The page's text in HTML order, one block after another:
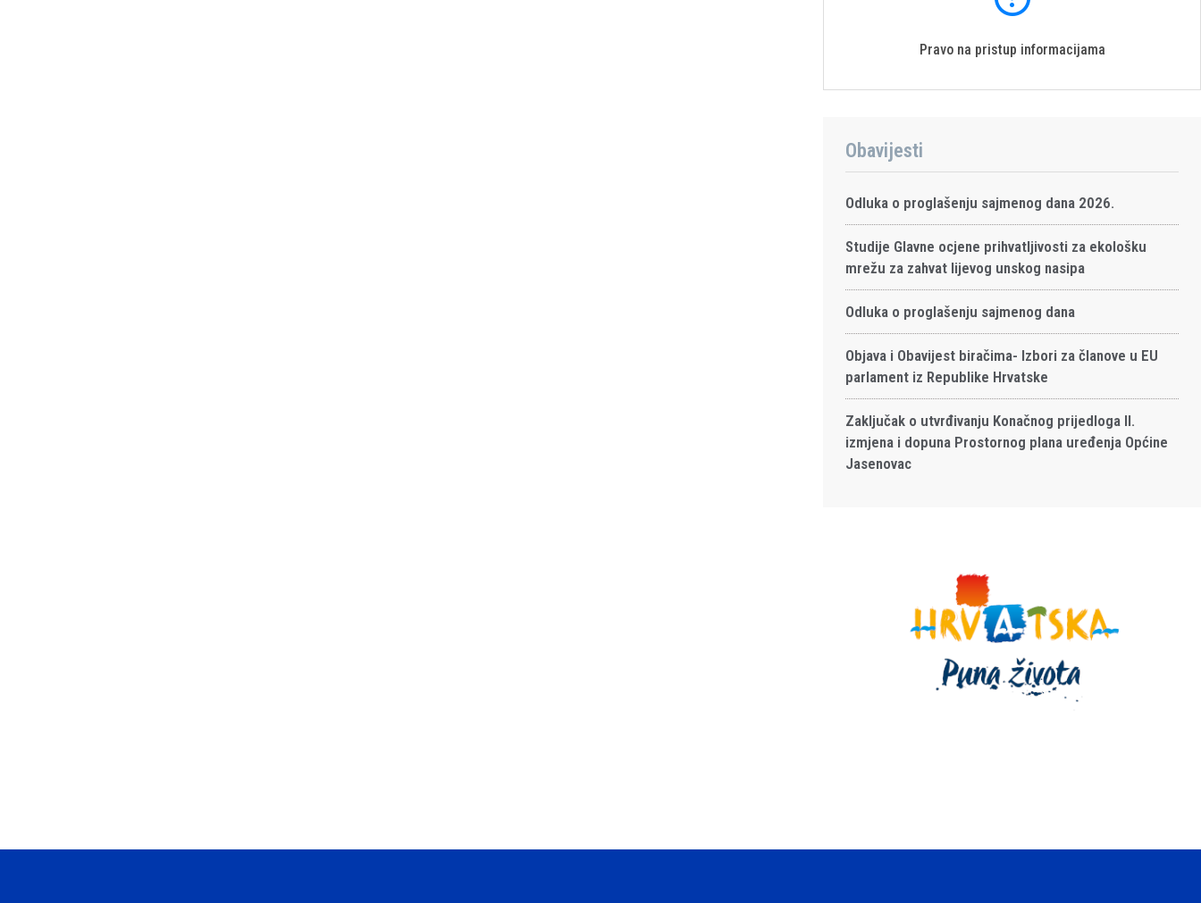
Pravo na pristup informacijama
Obavijesti
Odluka o proglašenju sajmenog dana 2026.
Studije Glavne ocjene prihvatljivosti za ekološku
mrežu za zahvat lijevog unskog nasipa
Odluka o proglašenju sajmenog dana
Objava i Obavijest biračima- Izbori za članove u EU
parlament iz Republike Hrvatske
Zaključak o utvrđivanju Konačnog prijedloga II.
izmjena i dopuna Prostornog plana uređenja Općine
Jasenovac